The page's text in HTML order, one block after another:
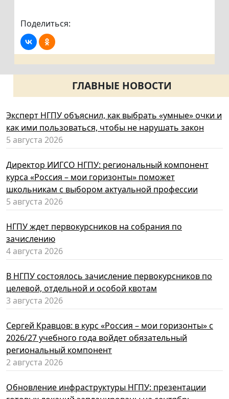
Поделиться:
ГЛАВНЫЕ НОВОСТИ
Эксперт НГПУ объяснил, как выбрать «умные» очки и
как ими пользоваться, чтобы не нарушать закон
5 августа 2026
Директор ИИГСО НГПУ: региональный компонент
курса «Россия – мои горизонты» поможет
школьникам с выбором актуальной профессии
5 августа 2026
НГПУ ждет первокурсников на собрания по
зачислению
4 августа 2026
В НГПУ состоялось зачисление первокурсников по
целевой, отдельной и особой квотам
3 августа 2026
Сергей Кравцов: в курс «Россия – мои горизонты» с
2026/27 учебного года войдет обязательный
региональный компонент
2 августа 2026
Обновление инфраструктуры НГПУ: презентации